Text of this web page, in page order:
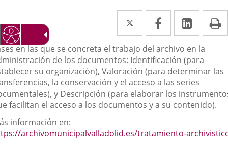
Twitter
Enlace
a
una
aplicación
externa.
Facebook
Enlace
a
una
aplicación
externa.
Enlace
a
una
en las que se concreta el trabajo del archivo en la
de los documentos: Identificación (para
su organización), Valoración (para determinar las
la conservación y el acceso a las series
y Descripción (para elaborar los
facilitan el acceso a los documentos y a su contenido).
información en:
archivomunicipalvalladolid.es/tratamiento-